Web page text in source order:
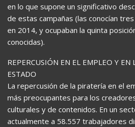
en lo que supone un significativo
de estas campañas (las conocían
en 2014, y ocupaban la quinta
conocidas).
REPERCUSIÓN EN EL EMPLEO Y EN
ESTADO
La repercusión de la piratería en el
más preocupantes para los
culturales y de contenidos. En un
actualmente a 58.557 trabajadores